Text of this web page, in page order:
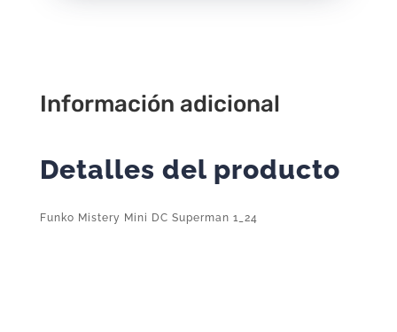
cantidad
Información adicional
Detalles del producto
Funko Mistery Mini DC Superman 1_24